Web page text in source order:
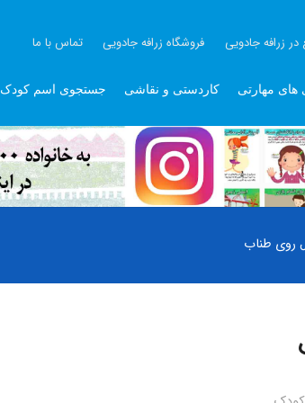
در زرافه جادویی فروشگاه زرافه جادویی تماس با ما
های مهارتی کاردستی و نقاشی جستجوی اسم کودک
روی طناب